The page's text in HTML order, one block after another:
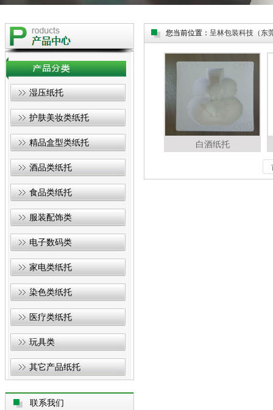
湿压纸托
护肤美妆类纸托
精品盒型类纸托
酒品类纸托
食品类纸托
服装配饰类
电子数码类
家电类纸托
染色类纸托
医疗类纸托
玩具类
其它产品纸托
联系我们
您当前位置： 呈林包装科技（东
白酒纸托